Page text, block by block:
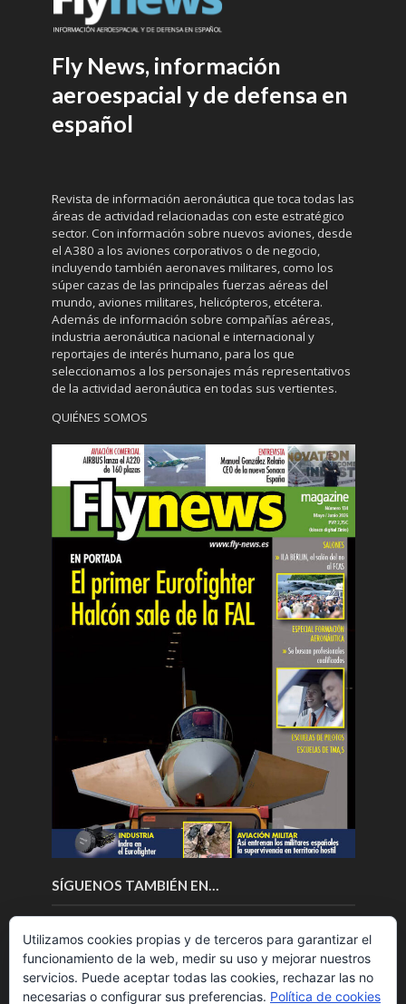
Fly News, información
aeroespacial y de defensa en
español
Revista de información aeronáutica que toca todas las
áreas de actividad relacionadas con este estratégico
sector. Con información sobre nuevos aviones, desde
el A380 a los aviones corporativos o de negocio,
incluyendo también aeronaves militares, como los
súper cazas de las principales fuerzas aéreas del
mundo, aviones militares, helicópteros, etcétera.
Además de información sobre compañías aéreas,
industria aeronáutica nacional e internacional y
reportajes de interés humano, para los que
seleccionamos a los personajes más representativos
de la actividad aeronáutica en todas sus vertientes.
QUIÉNES SOMOS
SÍGUENOS TAMBIÉN EN…
Utilizamos cookies propias y de terceros para garantizar el
funcionamiento de la web, medir su uso y mejorar nuestros
servicios. Puede aceptar todas las cookies, rechazar las no
necesarias o configurar sus preferencias. Política de cookies